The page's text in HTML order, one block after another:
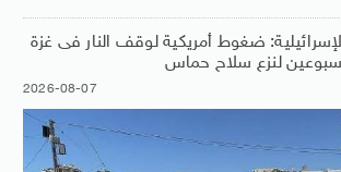
ضغوط أمريكية لوقف النار فى غزة
لنزع سلاح حماس
2026-08-07